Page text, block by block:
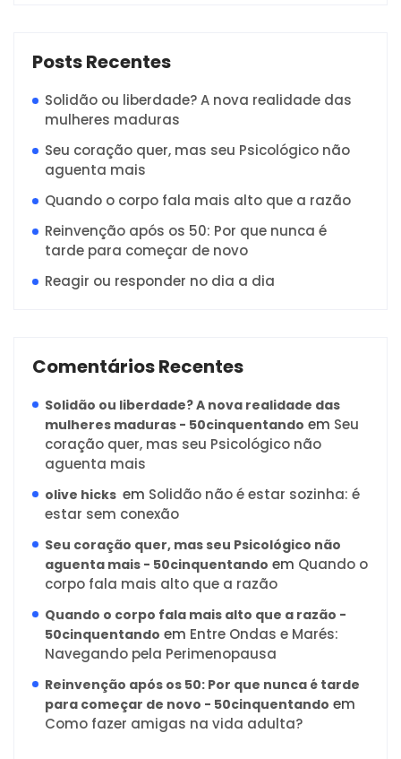
Posts Recentes
Solidão ou liberdade? A nova realidade das
mulheres maduras
Seu coração quer, mas seu Psicológico não
aguenta mais
Quando o corpo fala mais alto que a razão
Reinvenção após os 50: Por que nunca é
tarde para começar de novo
Reagir ou responder no dia a dia
Comentários Recentes
Solidão ou liberdade? A nova realidade das
mulheres maduras - 50cinquentando em Seu
coração quer, mas seu Psicológico não
aguenta mais
olive hicks em Solidão não é estar sozinha: é
estar sem conexão
Seu coração quer, mas seu Psicológico não
aguenta mais - 50cinquentando em Quando o
corpo fala mais alto que a razão
Quando o corpo fala mais alto que a razão -
50cinquentando em Entre Ondas e Marés:
Navegando pela Perimenopausa
Reinvenção após os 50: Por que nunca é tarde
para começar de novo - 50cinquentando em
Como fazer amigas na vida adulta?